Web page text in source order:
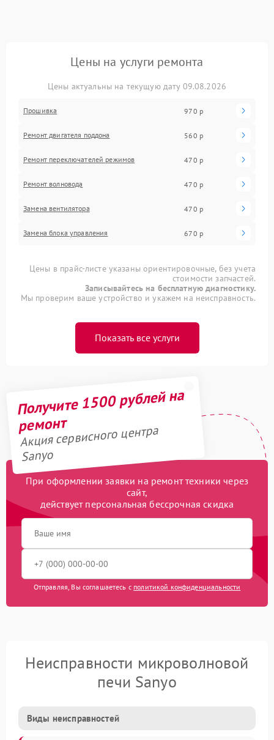
Цены на услуги ремонта
Цены актуальны на текущую дату 09.08.2026
Прошивка 970 р
Ремонт двигателя поддона 560 р
Ремонт переключателей режимов 470 р
Ремонт волновода 470 р
Замена вентилятора 470 р
Замена блока управления 670 р
Цены в прайс-листе указаны ориентировочные, без учета
стоимости запчастей.
Записывайтесь на бесплатную диагностику.
Мы проверим ваше устройство и укажем на неисправность.
Показать все услуги
Получите 1500 рублей на
ремонт
Акция сервисного центра
Sanyo
При оформлении заявки на ремонт техники через
сайт,
действует персональная бессрочная скидка
Отправляя, Вы соглашаетесь с политикой конфиденциальности
Неисправности микроволновой
печи Sanyo
Виды неисправностей